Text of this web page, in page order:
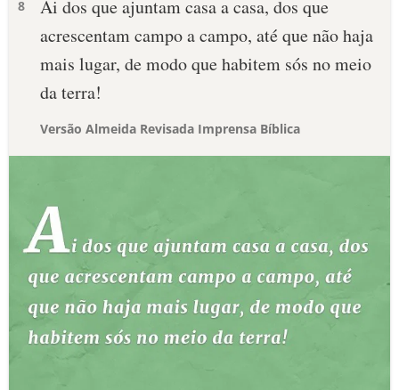
8
Ai dos que ajuntam casa a casa, dos que
acrescentam campo a campo, até que não haja
mais lugar, de modo que habitem sós no meio
da terra!
Versão Almeida Revisada Imprensa Bíblica